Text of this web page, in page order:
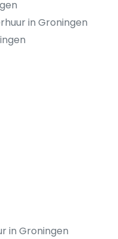
in Groningen
in Groningen